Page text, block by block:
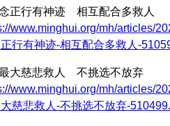
正行有神迹 相互配合多救人
www.minghui.org/mh/articles/
行有神迹-相互配合多救人-
大慈悲救人 不挑选不放弃
www.minghui.org/mh/articles/
慈悲救人-不挑选不放弃-